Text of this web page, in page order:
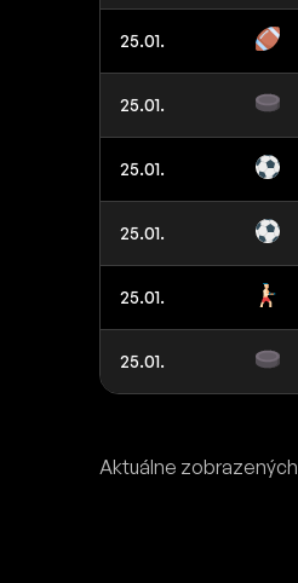
25.01.
25.01.
25.01.
25.01.
25.01.
25.01.
Aktuálne zobrazených